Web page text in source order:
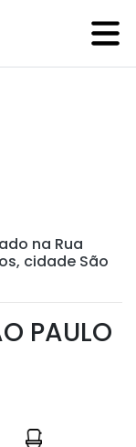
na Rua
cidade São
PAULO